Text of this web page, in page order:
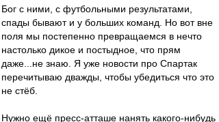
Бог с ними, с футбольными результатами,
спады бывают и у больших команд. Но вот вне
поля мы постепенно превращаемся в нечто
настолько дикое и постыдное, что прям
даже...не знаю. Я уже новости про Спартак
перечитываю дважды, чтобы убедиться что это
не стёб.
Нужно ещё пресс-атташе нанять какого-нибудь